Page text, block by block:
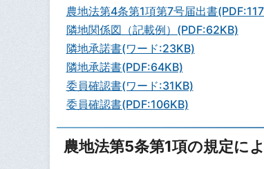
農地法第4条第1項第7号届出書
隣地関係図（記載例）(PDF:62KB)
隣地承諾書(ワード:23KB)
隣地承諾書(PDF:64KB)
委員確認書(ワード:31KB)
委員確認書(PDF:106KB)
農地法第5条第1項の規定に